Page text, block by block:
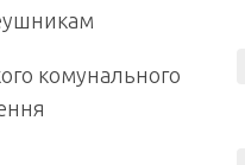
комунального